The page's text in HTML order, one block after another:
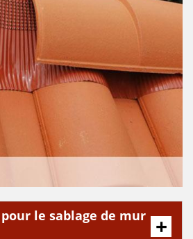
le sablage de mur